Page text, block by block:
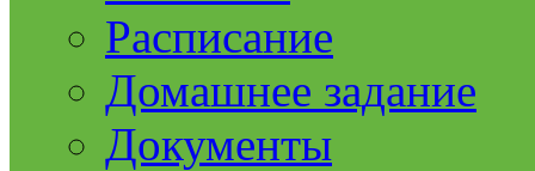
Расписание
Домашнее задание
Документы